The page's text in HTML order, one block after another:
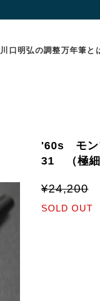
川口明弘の調整万年筆と
'60s モン
31 （
¥24,200
SOLD OUT